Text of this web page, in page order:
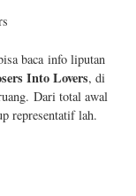
baca info liputan
Into Lovers, di
Dari total awal
representatif lah.